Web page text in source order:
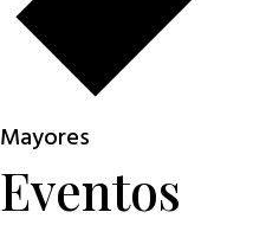
Mayores
Eventos